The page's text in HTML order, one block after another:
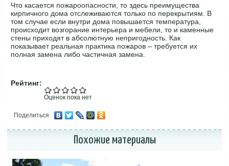
Что касается пожароопасности, то здесь преимущества
кирпичного дома отслеживаются только по перекрытиям. В
том случае если внутри дома повышается температура,
происходит возгорание интерьера и мебели, то и каменные
стены приходят в абсолютную непригодность. Как
показывает реальная практика пожаров – требуется их
полная замена либо частичная замена.
Рейтинг:
Оценок пока нет
Поделиться
Похожие материалы